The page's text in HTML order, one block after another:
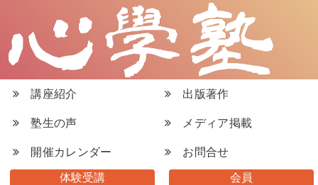
講座紹介 出版著作
塾生の声 メディア掲載
開催カレンダー お問合せ
体験受講
会員